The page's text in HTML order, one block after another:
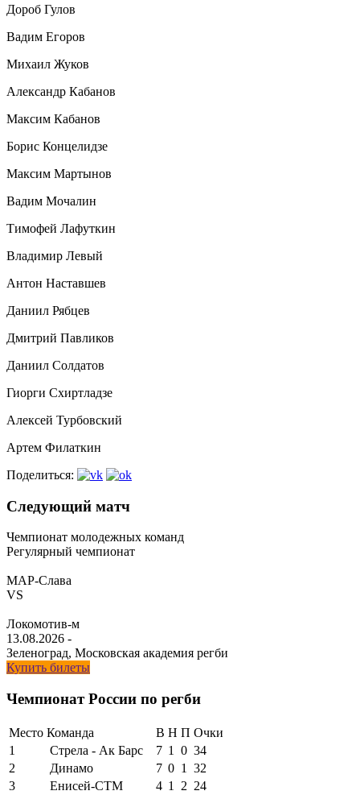
Дороб Гулов
Вадим Егоров
Михаил Жуков
Александр Кабанов
Максим Кабанов
Борис Концелидзе
Максим Мартынов
Вадим Мочалин
Тимофей Лафуткин
Владимир Левый
Антон Наставшев
Даниил Рябцев
Дмитрий Павликов
Даниил Солдатов
Гиорги Схиртладзе
Алексей Турбовский
Артем Филаткин
Поделиться:
Следующий матч
Чемпионат молодежных команд
Регулярный чемпионат
МАР-Слава
VS
Локомотив-м
13.08.2026 -
Зеленоград, Московская академия регби
Купить билеты
Чемпионат России по регби
Место Команда В Н П Очки
1
Стрела - Ак Барс 7 1 0 34
2
Динамо 7 0 1
32
3
Енисей-СТМ 4 1 2 24